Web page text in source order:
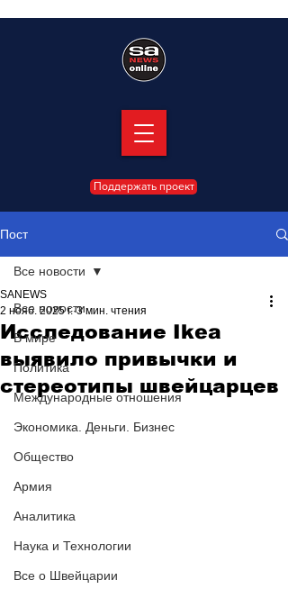
Поддержать проект
Пост
Все новости
В мире
Политика
Международные отношения
Экономика. Деньги. Бизнес
Общество
Армия
Аналитика
Наука и Технологии
Все о Швейцарии
Все новости
Исследование Ikea
выявило привычки и
стереотипы швейцарцев
SANEWS
2 нояб. 2025 г. 3 мин. чтения